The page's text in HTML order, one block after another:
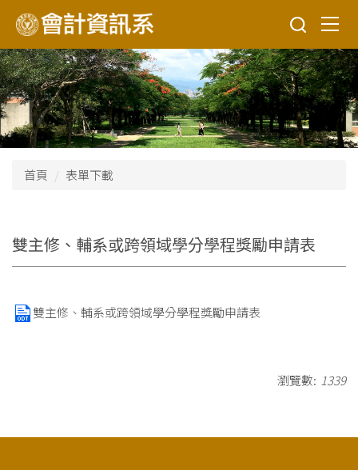
到
主
要
內
容
區
首頁 表單下載
雙主修、輔系或跨領域學分學程獎勵申請表
雙主修、輔系或跨領域學分學程獎勵申請表
瀏覽數: 1339